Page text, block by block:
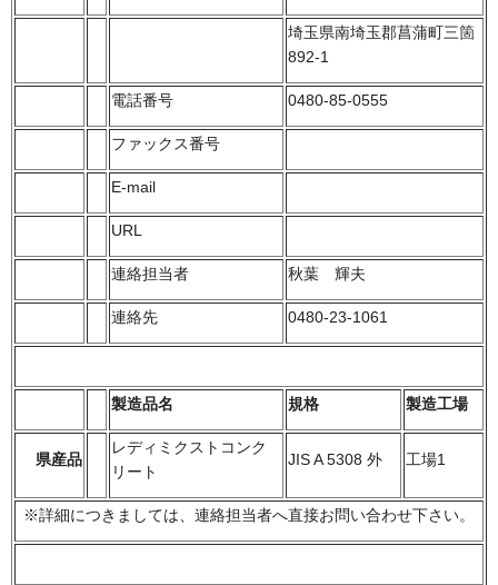
埼玉県南埼玉郡菖蒲町三箇
892-1
電話番号 0480-85-0555
ファックス番号
E-mail
URL
連絡担当者 秋葉 輝夫
連絡先 0480-23-1061
製造品名 規格 製造工場
県産品
レディミクストコンク
リート
JIS A 5308 外 工場1
※詳細につきましては、連絡担当者へ直接お問い合わせ下さい。